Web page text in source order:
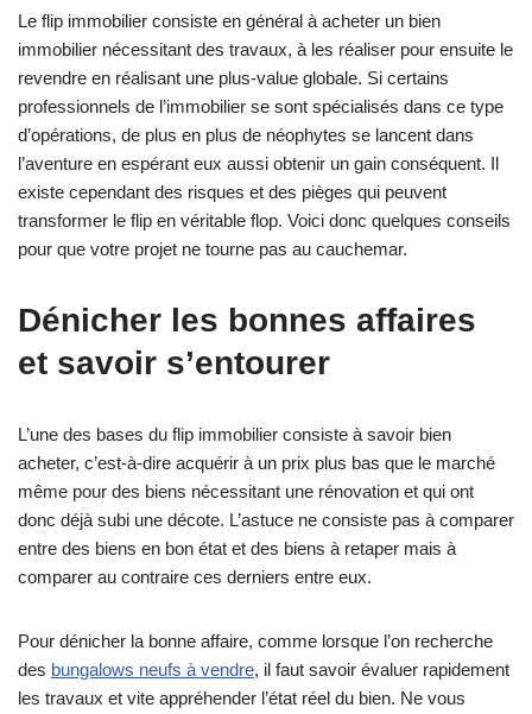
Le flip immobilier consiste en général à acheter un bien
immobilier nécessitant des travaux, à les réaliser pour ensuite le
revendre en réalisant une plus-value globale. Si certains
professionnels de l’immobilier se sont spécialisés dans ce type
d’opérations, de plus en plus de néophytes se lancent dans
l’aventure en espérant eux aussi obtenir un gain conséquent. Il
existe cependant des risques et des pièges qui peuvent
transformer le flip en véritable flop. Voici donc quelques conseils
pour que votre projet ne tourne pas au cauchemar.
Dénicher les bonnes affaires
et savoir s’entourer
L’une des bases du flip immobilier consiste à savoir bien
acheter, c’est-à-dire acquérir à un prix plus bas que le marché
même pour des biens nécessitant une rénovation et qui ont
donc déjà subi une décote. L’astuce ne consiste pas à comparer
entre des biens en bon état et des biens à retaper mais à
comparer au contraire ces derniers entre eux.
Pour dénicher la bonne affaire, comme lorsque l’on recherche
des bungalows neufs à vendre, il faut savoir évaluer rapidement
les travaux et vite appréhender l’état réel du bien. Ne vous